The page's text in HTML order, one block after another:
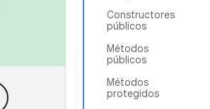
Constructores
públicos
Métodos
públicos
Métodos
protegidos